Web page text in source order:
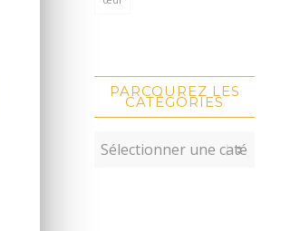
PARCOUREZ LES
CATÉGORIES